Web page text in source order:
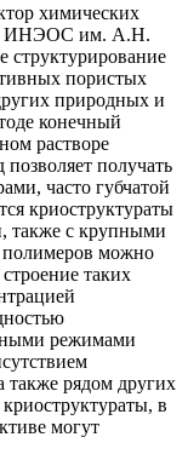
химических
ИНЭОС им. А.Н.
структурирование
пористых
природных и
конечный
растворе
получать
часто губчатой
криоструктураты
также с крупными
полимеров можно
таких
режимами
также рядом других
в
могут